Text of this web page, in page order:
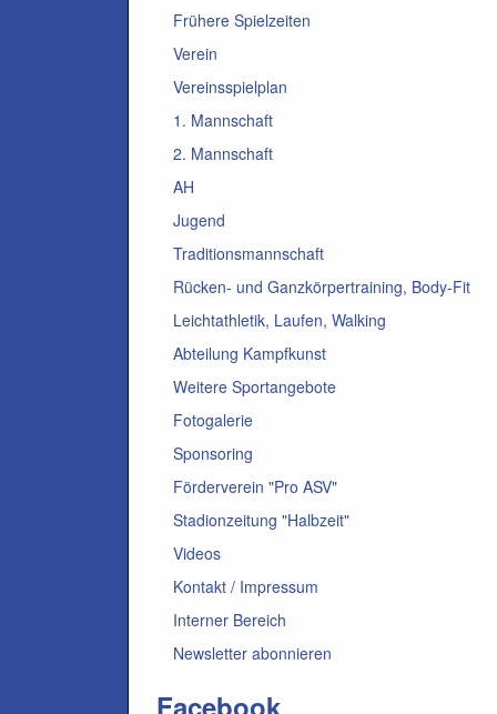
Frühere Spielzeiten
Verein
Vereinsspielplan
1. Mannschaft
2. Mannschaft
AH
Jugend
Traditionsmannschaft
Rücken- und Ganzkörpertraining, Body-Fit
Leichtathletik, Laufen, Walking
Abteilung Kampfkunst
Weitere Sportangebote
Fotogalerie
Sponsoring
Förderverein "Pro ASV"
Stadionzeitung "Halbzeit"
Videos
Kontakt / Impressum
Interner Bereich
Newsletter abonnieren